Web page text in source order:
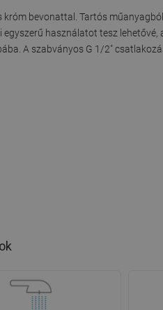
króm bevonattal. Tartós
használatot tesz
A szabványos G 1/2"